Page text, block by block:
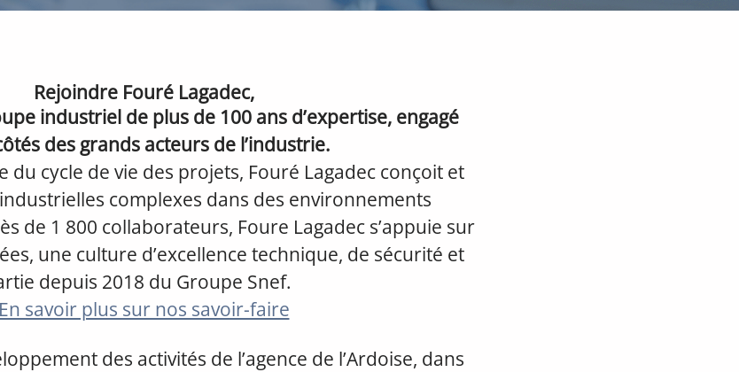
Rejoindre Fouré Lagadec,
industriel de plus de 100 ans d’expertise, engagé
des grands acteurs de l’industrie.
du cycle de vie des projets, Fouré Lagadec conçoit et
complexes dans des environnements
de 1 800 collaborateurs, Foure Lagadec s’appuie sur
une culture d’excellence technique, de sécurité et
depuis 2018 du Groupe Snef.
En savoir plus sur nos savoir-faire
des activités de l’agence de l’Ardoise, dans